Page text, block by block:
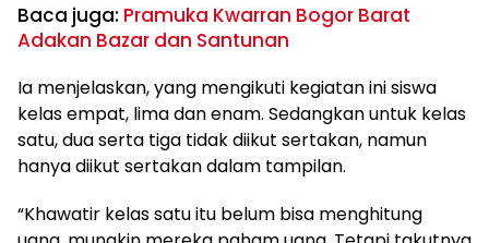
Baca juga: Pramuka Kwarran Bogor Barat
Adakan Bazar dan Santunan
Ia menjelaskan, yang mengikuti kegiatan ini siswa
kelas empat, lima dan enam. Sedangkan untuk kelas
satu, dua serta tiga tidak diikut sertakan, namun
hanya diikut sertakan dalam tampilan.
“Khawatir kelas satu itu belum bisa menghitung